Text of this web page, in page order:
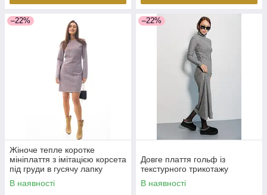
–22%
Жіноче тепле коротке
мініплаття з імітацією корсета
під груди в гусячу лапку
В наявності
–22%
Довге плаття гольф із
текстурного трикотажу
В наявності